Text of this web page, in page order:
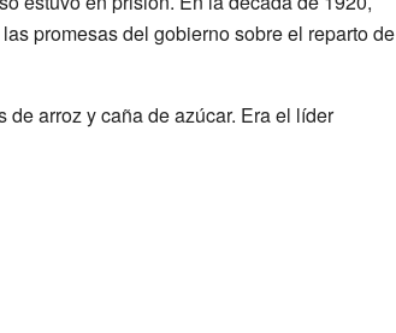
promesas del gobierno sobre el reparto de
arroz y caña de azúcar. Era el líder